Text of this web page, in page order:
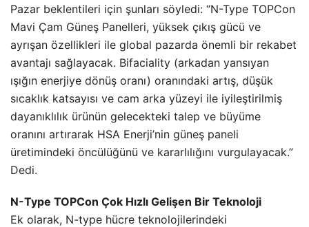
Pazar beklentileri için şunları söyledi: “N-Type TOPCon
Mavi Çam Güneş Panelleri, yüksek çıkış gücü ve
ayrışan özellikleri ile global pazarda önemli bir rekabet
avantajı sağlayacak. Bifaciality (arkadan yansıyan
ışığın enerjiye dönüş oranı) oranındaki artış, düşük
sıcaklık katsayısı ve cam arka yüzeyi ile iyileştirilmiş
dayanıklılık ürünün gelecekteki talep ve büyüme
oranını artırarak HSA Enerji’nin güneş paneli
üretimindeki öncülüğünü ve kararlılığını vurgulayacak.”
Dedi.
N-Type TOPCon Çok Hızlı Gelişen Bir Teknoloji
Ek olarak, N-type hücre teknolojilerindeki